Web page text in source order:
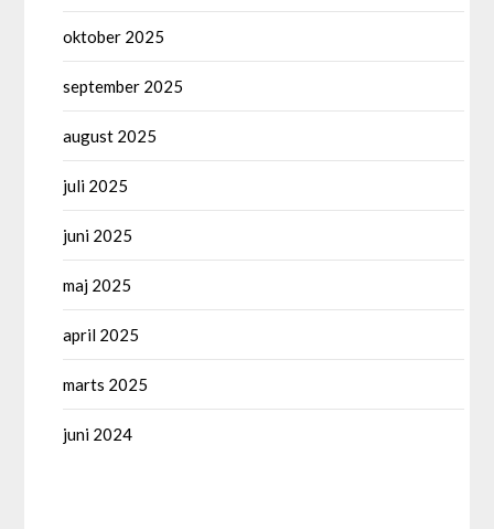
oktober 2025
september 2025
august 2025
juli 2025
juni 2025
maj 2025
april 2025
marts 2025
juni 2024